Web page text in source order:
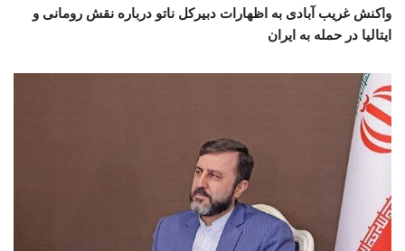
واکنش غریب آبادی به اظهارات دبیرکل ناتو درباره نقش رومانی و
ایتالیا در حمله به ایران